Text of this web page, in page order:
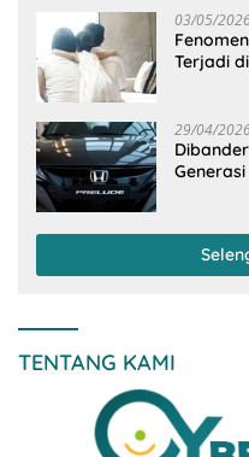
03/05/
Terjadi
29/04/
TENTANG KAMI